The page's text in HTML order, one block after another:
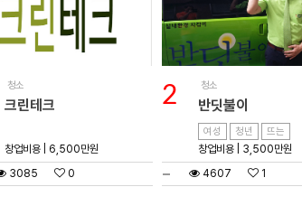
청소
크린테크
창업비용 | 6,500만원
3085
0
2 청소
반딧불이
여성 청년 뜨는
창업비용 | 3,500만원
4607
1